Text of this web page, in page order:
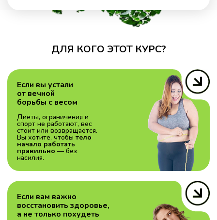
ДЛЯ КОГО ЭТОТ КУРС?
Если вы устали
от вечной
борьбы с весом
Диеты, ограничения и
спорт не работают, вес
стоит или возвращается.
Вы хотите, чтобы тело
начало работать
правильно — без
насилия.
Если вам важно
восстановить здоровье,
а не только похудеть